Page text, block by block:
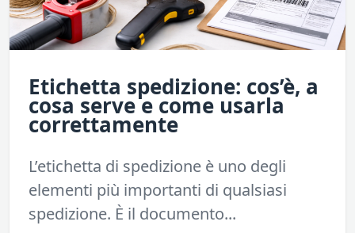
Etichetta spedizione: cos’è, a
cosa serve e come usarla
correttamente
L’etichetta di spedizione è uno degli
elementi più importanti di qualsiasi
spedizione. È il documento...